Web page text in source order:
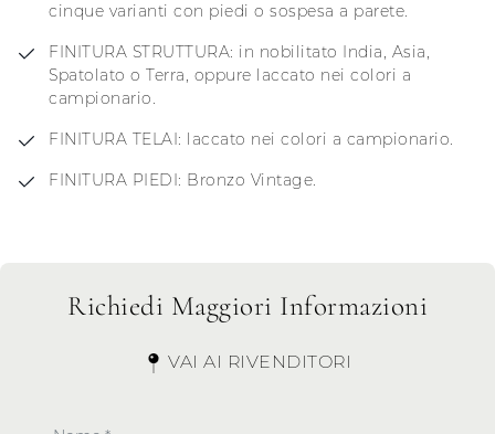
cinque varianti con piedi o sospesa a parete.
FINITURA STRUTTURA: in nobilitato India, Asia,
Spatolato o Terra, oppure laccato nei colori a
campionario.
FINITURA TELAI: laccato nei colori a campionario.
FINITURA PIEDI: Bronzo Vintage.
Richiedi Maggiori Informazioni
VAI AI RIVENDITORI